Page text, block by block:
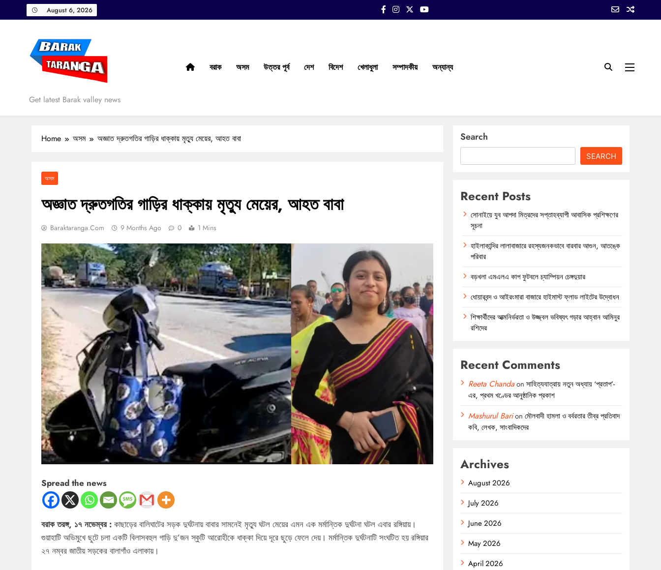
to
August 6, 2026
Barak Taranga
Get latest Barak valley news
বরাক অসম উত্তর পূর্ব দেশ বিদেশ খেলাধুলা সম্পাদকীয় অন্যান্য
Home অসম অজ্ঞাত দ্রুতগতির গাড়ির ধাক্কায় মৃত্যু মেয়ের, আহত বাবা
অসম
অজ্ঞাত দ্রুতগতির গাড়ির ধাক্কায় মৃত্যু মেয়ের, আহত বাবা
Baraktaranga.com 9 Months Ago 0 1 Mins
Spread the news
বরাক তরঙ্গ, ১৭ নভেম্বর : কাছাড়ের বালিঘাটের সড়ক দুর্ঘটনায় বাবার সামনেই মৃত্যু ঘটল মেয়ের এমন এক মর্মান্তিক দুর্ঘটনা ঘটল এবার রঙ্গিয়ায়।
গুয়াহাটি অভিমুখে ছুটে চলা একটি বিলাসবহুল গাড়ি দু’জন স্কুটি আরোহীকে ধাক্কা দিয়ে দূরে ছুড়ে ফেলে দেয়। মর্মান্তিক দুর্ঘটনাটি সংঘটিত হয় রঙ্গিয়ার
২৭ নম্বর জাতীয় সড়কের বালাগাঁও এলাকায়।
Search
SEARCH
Recent Posts
সোনাইয়ে যুব আপদা মিত্রদের সপ্তাহব্যাপী আবাসিক প্রশিক্ষণের
সূচনা
হাইলাকান্দির লালাবাজারে রহস্যজনকভাবে বারবার আগুন, আতঙ্কে
পরিবার
বড়খলা এমএলএ কাপ ফুটবলে চ্যাম্পিয়ন চেঙ্গদুয়ার
ধোয়ারবন্দ ও আইরংমারা বাজারে হাইমাস্ট ফ্লাড লাইটের উদ্বোধন
শিক্ষার্থীদের আত্মনির্ভরতা ও উজ্জ্বল ভবিষ্যৎ গড়ার আহ্বান আমিনুর
রশিদের
Recent Comments
Reeta Chandaonসাহিত্যযাত্রায় নতুন অধ্যায় ‘প্রতাপ’-
এর, প্রথম খণ্ডের আনুষ্ঠানিক প্রকাশ
Mashurul Barionমৌলবাদী হামলা ও বর্বরতার তীব্র প্রতিবাদ
কবি, লেখক, সাংবাদিকদের
Archives
August 2026
July 2026
June 2026
May 2026
April 2026